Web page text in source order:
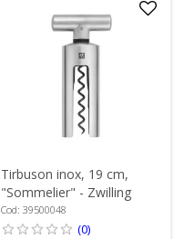
Tirbuson inox, 19 cm,
"Sommelier" - Zwilling
Cod: 39500048
(0)